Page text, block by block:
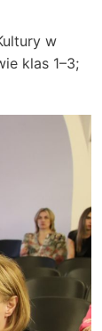
w
klas 1–3;